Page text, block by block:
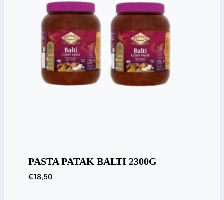
PASTA PATAK BALTI 2300G
€18,50